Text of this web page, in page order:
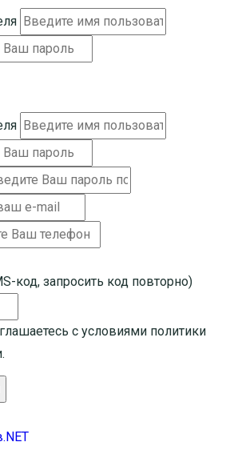
код, запросить код повторно)
с условиями политики